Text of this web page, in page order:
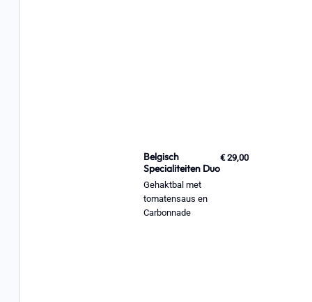
Belgisch
Specialiteiten Duo
Gehaktbal met
tomatensaus en
Carbonnade
€ 29,00